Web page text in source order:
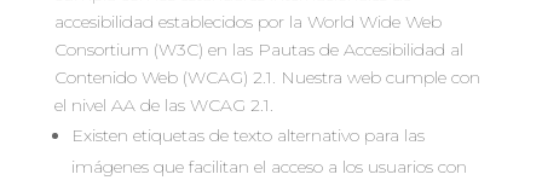
accesibilidad establecidos por la World Wide Web
Consortium (W3C) en las Pautas de Accesibilidad al
Contenido Web (WCAG) 2.1. Nuestra web cumple con
el nivel AA de las WCAG 2.1.
Existen etiquetas de texto alternativo para las
imágenes que facilitan el acceso a los usuarios con